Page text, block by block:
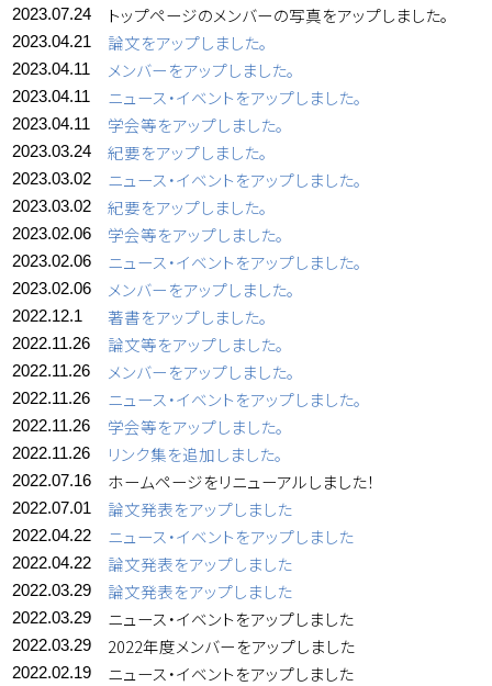
2023.07.24 トップページのメンバーの写真をアップしました。
2023.04.21 論文をアップしました。
2023.04.11 メンバーをアップしました。
2023.04.11 ニュース・イベントをアップしました。
2023.04.11 学会等をアップしました。
2023.03.24 紀要をアップしました。
2023.03.02 ニュース・イベントをアップしました。
2023.03.02 紀要をアップしました。
2023.02.06 学会等をアップしました。
2023.02.06 ニュース・イベントをアップしました。
2023.02.06 メンバーをアップしました。
2022.12.1 著書をアップしました。
2022.11.26 論文等をアップしました。
2022.11.26 メンバーをアップしました。
2022.11.26 ニュース・イベントをアップしました。
2022.11.26 学会等をアップしました。
2022.11.26 リンク集を追加しました。
2022.07.16 ホームページをリニューアルしました！
2022.07.01 論文発表をアップしました
2022.04.22 ニュース・イベントをアップしました
2022.04.22 論文発表をアップしました
2022.03.29 論文発表をアップしました
2022.03.29 ニュース・イベントをアップしました
2022.03.29 2022年度メンバーをアップしました
2022.02.19 ニュース・イベントをアップしました